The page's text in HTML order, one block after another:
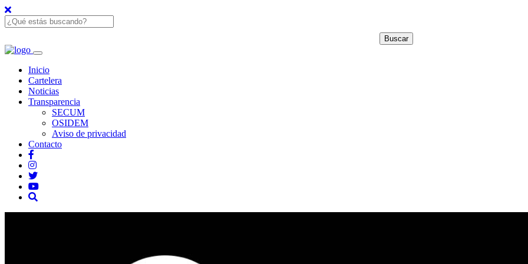
Inicio
Cartelera
Noticias
Transparencia
SECUM
OSIDEM
Aviso de privacidad
Contacto